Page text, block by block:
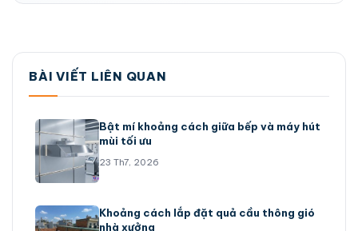
BÀI VIẾT LIÊN QUAN
Bật mí khoảng cách giữa bếp và máy hút
mùi tối ưu
23 Th7, 2026
Khoảng cách lắp đặt quả cầu thông gió
nhà xưởng